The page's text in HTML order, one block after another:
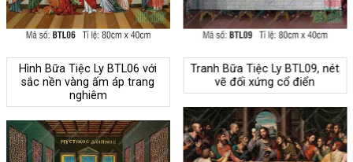
Hình Bữa Tiệc Ly BTL06 với
sắc nền vàng ấm áp trang
nghiêm
Tranh Bữa Tiệc Ly BTL09, nét
vẽ đối xứng cổ điển